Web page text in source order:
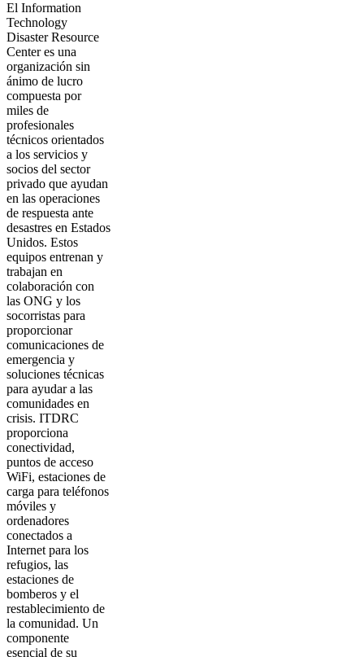
El Information
Technology
Disaster Resource
Center es una
organización sin
ánimo de lucro
compuesta por
miles de
profesionales
técnicos orientados
a los servicios y
socios del sector
privado que ayudan
en las operaciones
de respuesta ante
desastres en Estados
Unidos. Estos
equipos entrenan y
trabajan en
colaboración con
las ONG y los
socorristas para
proporcionar
comunicaciones de
emergencia y
soluciones técnicas
para ayudar a las
comunidades en
crisis. ITDRC
proporciona
conectividad,
puntos de acceso
WiFi, estaciones de
carga para teléfonos
móviles y
ordenadores
conectados a
Internet para los
refugios, las
estaciones de
bomberos y el
restablecimiento de
la comunidad. Un
componente
esencial de su